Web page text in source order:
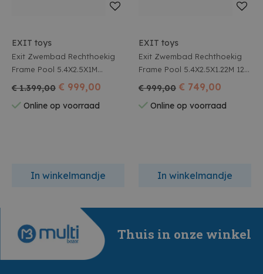
EXIT toys
Exit Zwembad Rechthoekig
Frame Pool 5.4X2.5X1M
Premium Timber Style +
Overkapping
€ 1.399,00 € 999,00
Online op voorraad
In winkelmandje
EXIT toys
Exit Zwembad Rechthoekig
Frame Pool 5.4X2.5X1.22M 12V
Zandfilter Timber Style
€ 999,00 € 749,00
Online op voorraad
In winkelmandje
Thuis in onze winkel